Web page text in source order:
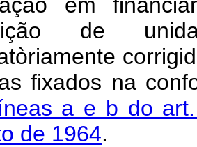
de
fixados na
a e b do
de 1964.